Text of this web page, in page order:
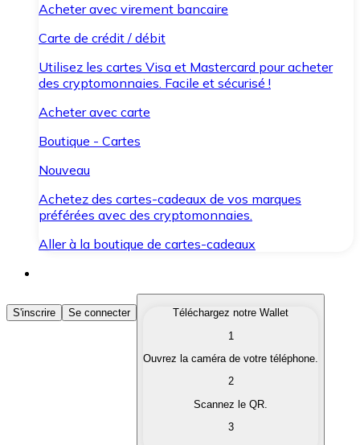
Acheter avec virement bancaire
Carte de crédit / débit
Utilisez les cartes Visa et Mastercard pour acheter
des cryptomonnaies. Facile et sécurisé !
Acheter avec carte
Boutique - Cartes
Nouveau
Achetez des cartes-cadeaux de vos marques
préférées avec des cryptomonnaies.
Aller à la boutique de cartes-cadeaux
Acheter des Cryptomonnaies
Achetez les cryptomonnaies qui vous intéressent
Convertissez vos cryptomonnaies en monnaie
S'inscrire Se connecter
Téléchargez notre Wallet
1
Ouvrez la caméra de votre téléphone.
2
Scannez le QR.
3